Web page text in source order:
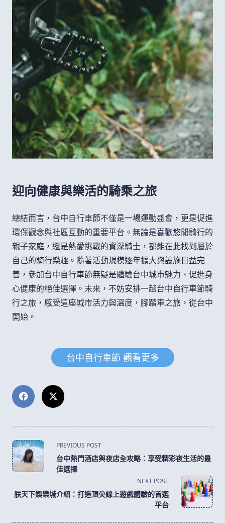
迎向健康與樂活的騎乘之旅
總結而言，台中自行車節不僅是一場運動盛會，更是促進
環保觀念與社區互動的重要平台。無論是喜歡悠閒騎行的
親子家庭，還是熱愛挑戰的資深騎士，都能在此找到屬於
自己的騎行樂趣。隨著活動規模逐年擴大與設施日益完
善，參加台中自行車節無疑是體驗台中城市魅力、促進身
心健康的絕佳選擇。未來，不妨安排一趟台中自行車節騎
行之旅，感受這座城市活力與溫度，腳踏車之旅，從台中
開始。
台中自行車節 觀看更多
<span
class="nav-
subtitle
reader-
PREVIOUS POST
台中熱門酒店與夜店全攻略：享受精彩夜生活的最
佳選擇
NEXT POST
朕天下娛樂城介紹：打造頂尖線上遊戲體驗的首選
平台